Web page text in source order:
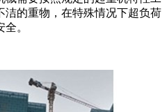
洁的重物，在特殊情况下超负荷
。